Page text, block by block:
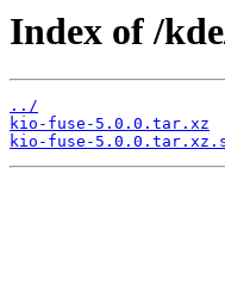
Index of /
../
kio-fuse-5.0.0.tar.xz
kio-fuse-